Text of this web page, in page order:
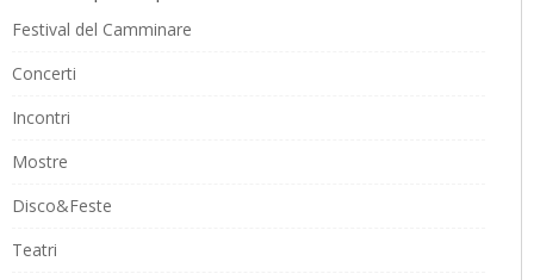
Festival del Camminare
Concerti
Incontri
Mostre
Disco&Feste
Teatri